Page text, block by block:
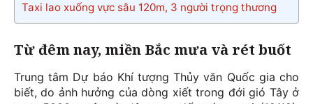
Taxi lao xuống vực sâu 120m, 3 người trọng thương
Từ đêm nay, miền Bắc mưa và rét buốt
Trung tâm Dự báo Khí tượng Thủy văn Quốc gia cho
biết, do ảnh hưởng của dòng xiết trong đới gió Tây ở